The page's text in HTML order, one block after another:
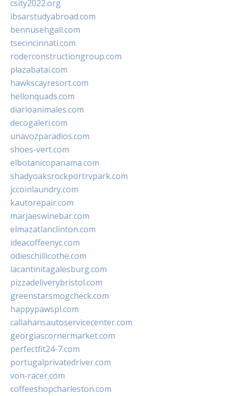
csity2022.org
ibsarstudyabroad.com
bennusehgall.com
tsecincinnati.com
roderconstructiongroup.com
plazabatai.com
hawkscayresort.com
hellonquads.com
diarioanimales.com
decogaleri.com
unavozparadios.com
shoes-vert.com
elbotanicopanama.com
shadyoaksrockportrvpark.com
jccoinlaundry.com
kautorepair.com
marjaeswinebar.com
elmazatlanclinton.com
ideacoffeenyc.com
odieschillicothe.com
lacantinitagalesburg.com
pizzadeliverybristol.com
greenstarsmogcheck.com
happypawspl.com
callahansautoservicecenter.com
georgiascornermarket.com
perfectfit24-7.com
portugalprivatedriver.com
von-racer.com
coffeeshopcharleston.com